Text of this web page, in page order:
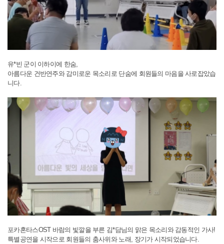
유*빈 군이 이하이에 한숨,
아름다운 건반연주와 감미로운 목소리로 단숨에 회원들의 마음을 사로잡았습
니다.
포카혼타스OST 바람의 빛깔을 부른 김*담님의 맑은 목소리와 감동적인 가사!
특별공연을 시작으로 회원들의 춤사위와 노래, 장기가 시작되었습니다.